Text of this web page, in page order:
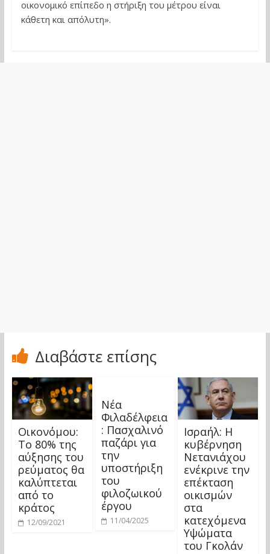
οικονομικό επίπεδο η στήριξη του μέτρου είναι
κάθετη και απόλυτη».
Διαβάστε επίσης
Οικονόμου:
Το 80% της
αύξησης του
ρεύματος θα
καλύπτεται
από το
κράτος
12/09/2021
Νέα
Φιλαδέλφεια
: Πασχαλινό
παζάρι για
την
υποστήριξη
του
φιλοζωικού
έργου
11/04/2025
Ισραήλ: H
κυβέρνηση
Νετανιάχου
ενέκρινε την
επέκταση
οικισμών
στα
κατεχόμενα
Υψώματα
του Γκολάν